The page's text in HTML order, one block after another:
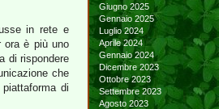
in rete e
ora è più uno
di rispondere
che
di
Giugno 2025
Gennaio 2025
Luglio 2024
Aprile 2024
Gennaio 2024
Dicembre 2023
Ottobre 2023
Settembre 2023
Agosto 2023